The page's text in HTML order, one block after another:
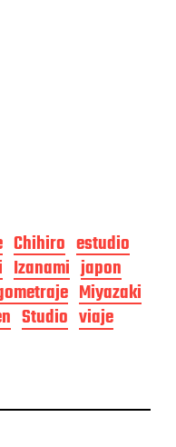
Chihiro estudio
Izanami japon
Miyazaki
Studio viaje